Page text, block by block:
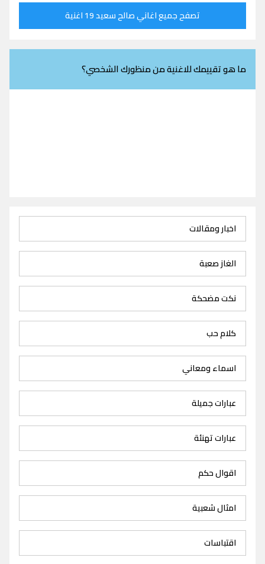
تصفح جميع اغاني صالح سعيد 19 اغنية
ما هو تقييمك للاغنية من منظورك الشخصي؟
اخبار ومقالات
الغاز صعبة
نكت مضحكة
كلام حب
اسماء ومعاني
عبارات جميلة
عبارات تهنئة
اقوال حكم
امثال شعبية
اقتباسات